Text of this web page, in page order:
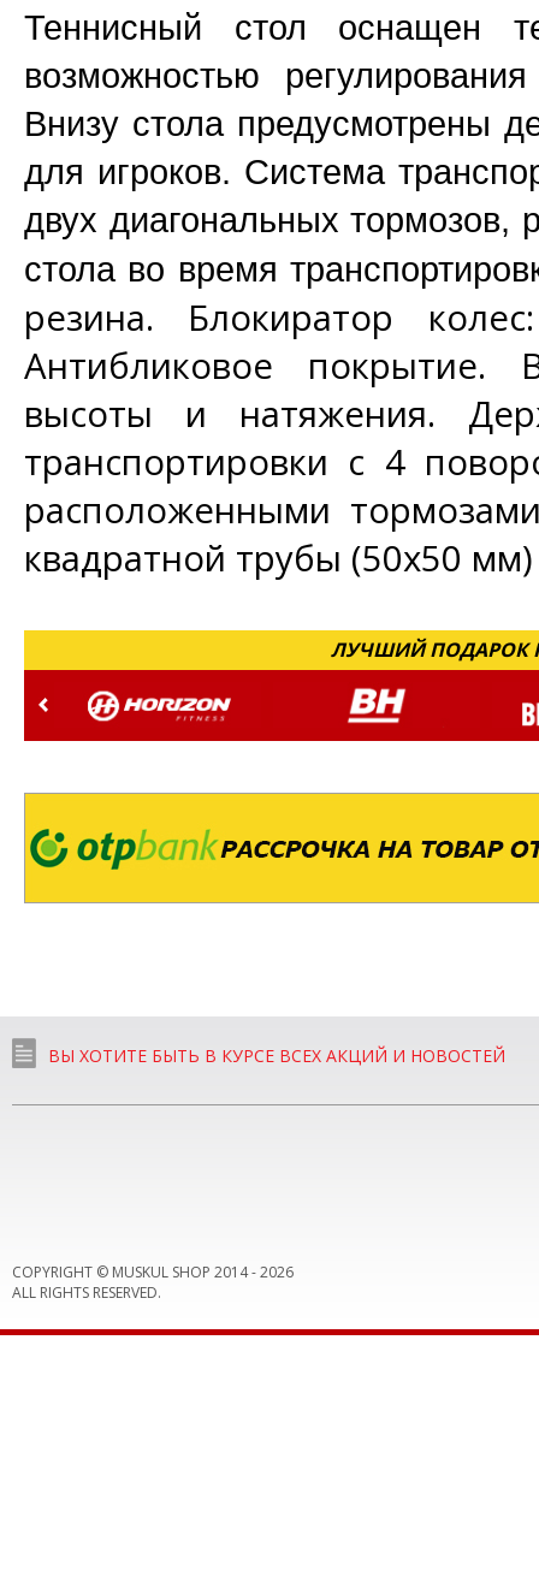
Теннисный стол оснащен
возможностью
Внизу стола предусмотрены
для игроков. Система
двух диагональных тормозов,
стола во время
резина. Блокиратор
Антибликовое покрытие.
высоты и натяжения.
транспортировки с 4
расположенными
квадратной трубы (50х50
ЛУЧШИЙ ПОДАРОК
ВЫ ХОТИТЕ БЫТЬ В КУРСЕ ВСЕХ АКЦИЙ И НОВОСТЕЙ
COPYRIGHT © MUSKUL SHOP 2014 -2026
ALL RIGHTS RESERVED.